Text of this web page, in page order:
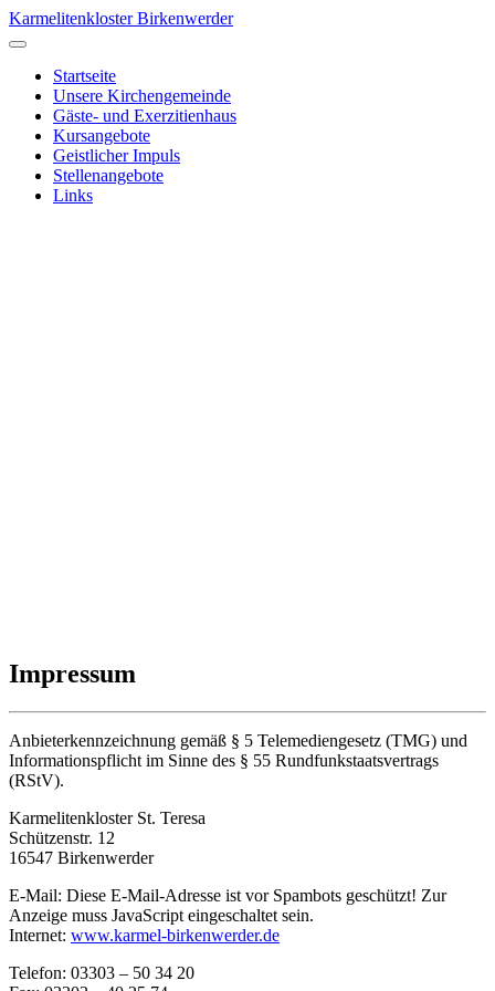
Karmelitenkloster Birkenwerder
Startseite
Unsere Kirchengemeinde
Gäste- und Exerzitienhaus
Kursangebote
Geistlicher Impuls
Stellenangebote
Links
Impressum
Anbieterkennzeichnung gemäß § 5 Telemediengesetz (TMG) und
Informationspflicht im Sinne des § 55 Rundfunkstaatsvertrags
(RStV).
Karmelitenkloster St. Teresa
Schützenstr. 12
16547 Birkenwerder
E‑Mail: Diese E-Mail-Adresse ist vor Spambots geschützt! Zur
Anzeige muss JavaScript eingeschaltet sein.
Internet: www.karmel-birkenwerder.de
Telefon: 03303 – 50 34 20